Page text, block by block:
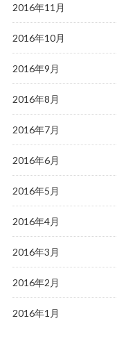
2016年11月
2016年10月
2016年9月
2016年8月
2016年7月
2016年6月
2016年5月
2016年4月
2016年3月
2016年2月
2016年1月